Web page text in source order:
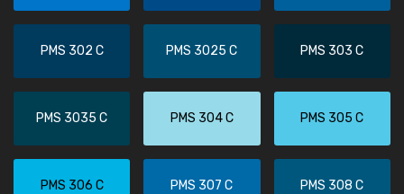
PMS 302 C PMS 3025 C PMS 303 C
PMS 3035 C PMS 304 C PMS 305 C
PMS 306 C PMS 307 C PMS 308 C